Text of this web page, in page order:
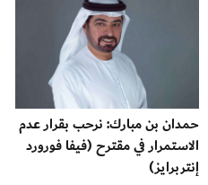
حمدان بن مبارك: نرحب بقرار عدم
الاستمرار في مقترح (فيفا فورورد
إنتربرايز)